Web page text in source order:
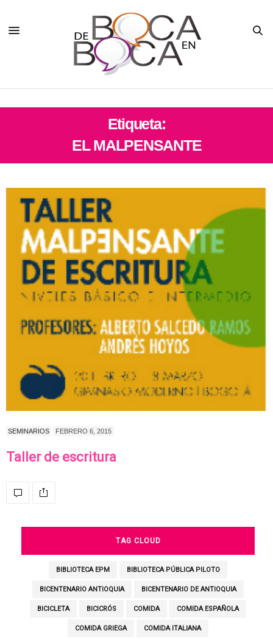
Etiqueta:
EL MALPENSANTE
SEMINARIOS FEBRERO 6, 2015
Taller de escritura
TAG CLOUD
BIBLIOTECA EPM BIBLIOTECA PÚBLICA PILOTO
BICENTENARIO ANTIOQUIA BICENTENARIO DE ANTIOQUIA
BICICLETA BICICRÓS COMIDA COMIDA ESPAÑOLA
COMIDA GRIEGA COMIDA ITALIANA